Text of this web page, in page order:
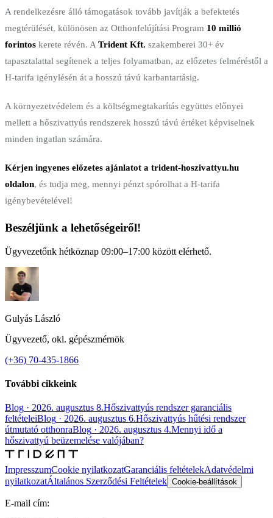
A rendelkezésre álló támogatások tovább javítják a befektetés
megtérülését, különösen az Otthonfelújítási Program 10 millió
forintos kerete révén. A Trident Kft. szakemberei 30+ év
tapasztalattal segítenek a teljes folyamatban, az előzetes felméréstől a
H-tarifa igénylésén át a hosszú távú karbantartásig.
A környezetvédelem és a költségmegtakarítás együttes előnyei
mellett a hőszivattyús rendszerek hosszú távú értéket képviselnek
minden ingatlan számára.
Kérjen ingyenes előzetes ajánlatot a trident-hoszivattyu.hu
oldalon, és tudja meg, mennyi pénzt spórolhat a H-tarifa
igénybevételével!
Beszéljünk a lehetőségeiről!
Ügyvezetőnk hétköznap 09:00–17:00 között elérhető.
Gulyás László
Ügyvezető, okl. gépészmérnök
(+36) 70-435-1866
További cikkeink
Blog · 2026. augusztus 8.Hőszivattyús rendszer garanciális
feltételeiBlog · 2026. augusztus 6.Hőszivattyús hűtési rendszer
útmutató otthonraBlog · 2026. augusztus 4.Mennyi idő a
hőszivattyú beüzemelése valójában?
ImpresszumCookie nyilatkozatGaranciális feltételekAdatvédelmi
nyilatkozatÁltalános Szerződési Feltételek Cookie-beállítások
E-mail cím: